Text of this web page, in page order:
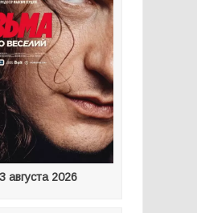
августа 2026